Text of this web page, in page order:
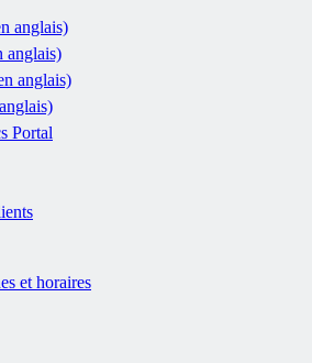
anglais)
anglais)
anglais)
Portal
et horaires